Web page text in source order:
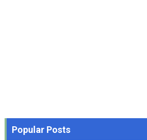
Popular Posts